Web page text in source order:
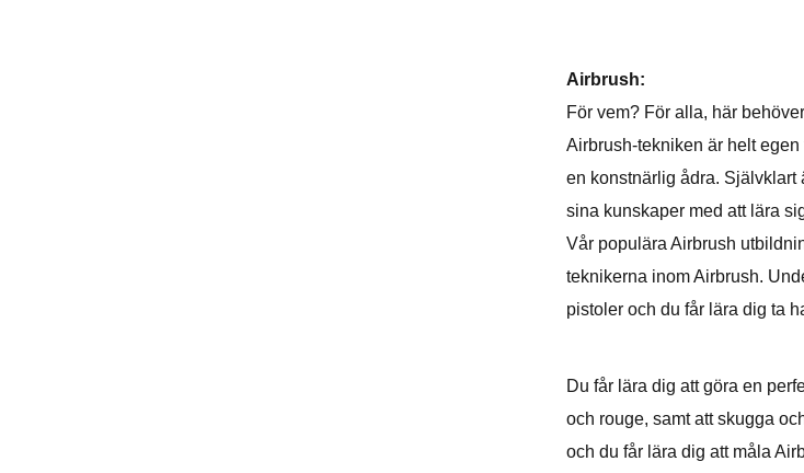
Airbrush:
För vem? För alla, här
Airbrush-tekniken är helt
en konstnärlig ådra. Självklart
sina kunskaper med att lära
Vår populära Airbrush
teknikerna inom Airbrush.
pistoler och du får lära dig ta
Du får lära dig att göra en
och rouge, samt att skugga
och du får lära dig att måla